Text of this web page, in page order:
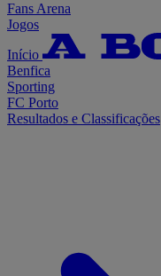
Fans Arena
Jogos
Início
Benfica
Sporting
FC Porto
Resultados e Classificações